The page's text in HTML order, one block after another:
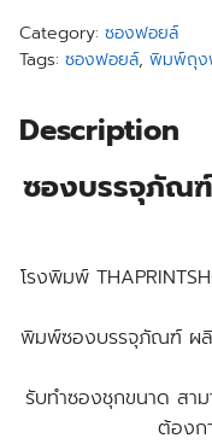
Category: ซองฟอยล์
Tags: ซองฟอยล์, พิมพ์ถุง
Description
ซองบรรจุภัณ
โรงพิมพ์
พิมพ์ซองบรรจุภัณฑ์ ผ
รับทำซองชุกขนาด สา
ต้องก